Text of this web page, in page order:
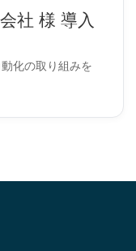
社 様 導入
化の取り組みを